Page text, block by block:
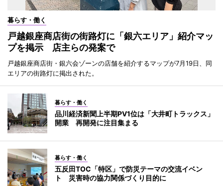
暮らす・働く
戸越銀座商店街の街路灯に「銀六エリア」紹介マッ
プを掲示 店主らの発案で
戸越銀座商店街・銀六会ゾーンの店舗を紹介するマップが7月19日、同
エリアの街路灯に掲出された。
暮らす・働く
品川経済新聞上半期PV1位は「大井町トラックス」
開業 再開発に注目集まる
暮らす・働く
五反田TOC「特区」で防災テーマの交流イベン
ト 災害時の協力関係づくり目的に